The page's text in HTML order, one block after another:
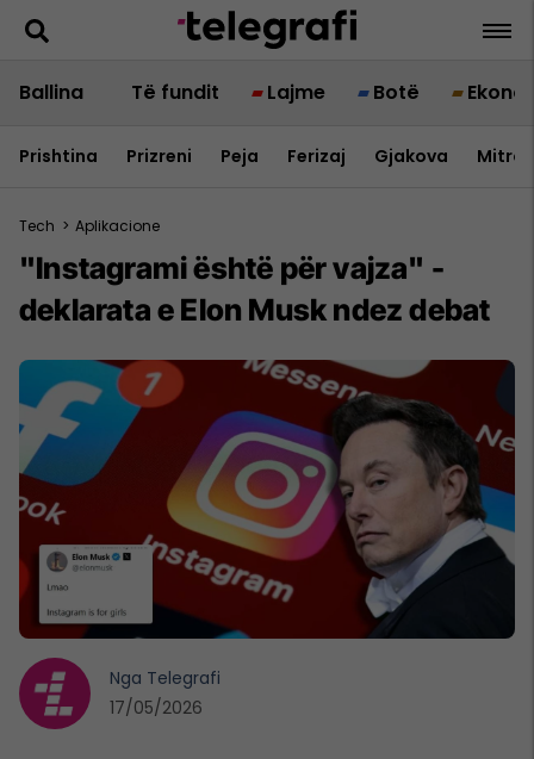
Ballina Të fundit Lajme Botë
Prishtina Prizreni Peja Ferizaj Gjakova
Tech > Aplikacione
"Instagrami është për vajza" -
deklarata e Elon Musk ndez debat
Nga Telegrafi
17/05/2026